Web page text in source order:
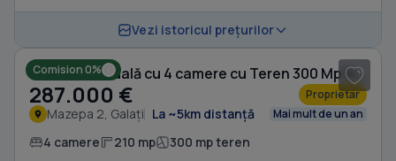
Vezi istoricul prețurilor
Comision 0% Casă individuală cu 4 camere cu Teren 300 Mp în Mazepa 2
287.000 € Proprietar
Mazepa 2, Galați La ~5km distanță Mai mult de un an
4 camere 210 mp 300 mp teren